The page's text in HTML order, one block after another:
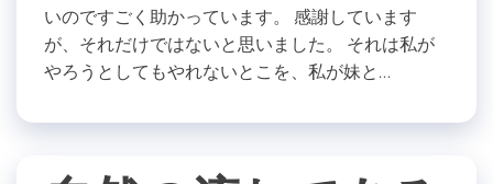
いのですごく助かっています。 感謝しています
が、それだけではないと思いました。 それは私が
やろうとしてもやれないとこを、私が妹と…